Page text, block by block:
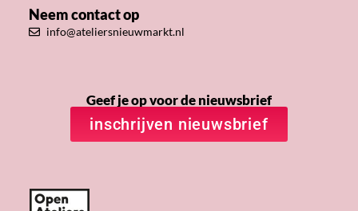
Neem contact op
info@ateliersnieuwmarkt.nl
Geef je op voor de nieuwsbrief
inschrijven nieuwsbrief